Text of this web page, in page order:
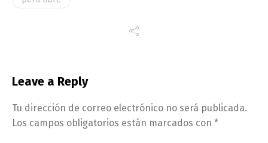
Leave a Reply
Tu dirección de correo electrónico no será publicada.
Los campos obligatorios están marcados con *